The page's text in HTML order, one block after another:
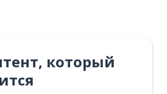
который